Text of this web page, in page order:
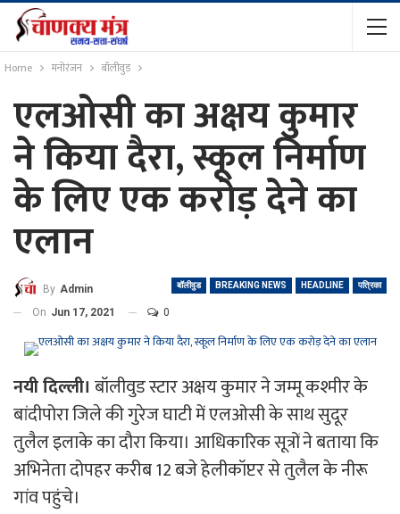
Home मनोरंजन बॉलीवुड
एलओसी का अक्षय कुमार
ने किया दैरा, स्कूल निर्माण
के लिए एक करोड़ देने का
एलान
बॉलीवुड BREAKING NEWS HEADLINE पत्रिका
By Admin
On Jun 17, 2021 0
नयी दिल्ली। बॉलीवुड स्टार अक्षय कुमार ने जम्मू कश्मीर के
बांदीपोरा जिले की गुरेज घाटी में एलओसी के साथ सुदूर
तुलैल इलाके का दौरा किया। आधिकारिक सूत्रों ने बताया कि
अभिनेता दोपहर करीब 12 बजे हेलीकॉप्टर से तुलैल के नीरू
गांव पहुंचे।